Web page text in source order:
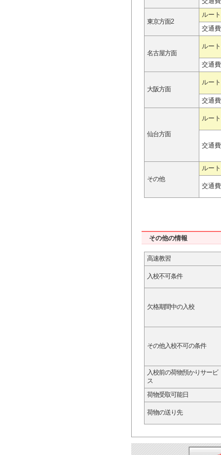
東京方面2
ルート
交通
名古屋方面
ルート
交通
大阪方面
ルート
交通
仙台方面
ルート
交通
その他
ルート
交通
その他の情報
高速教習
入校不可条件
欠格期間中の入校
その他入校不可の条件
入校前の荷物預かりサービ
ス
荷物受取可能日
荷物の送り先